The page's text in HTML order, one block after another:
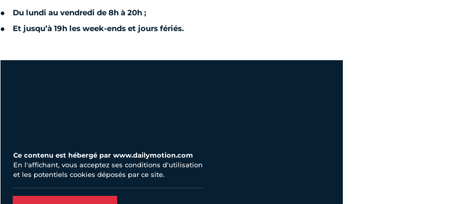
Du lundi au vendredi de 8h à 20h ;
Et jusqu’à 19h les week-ends et jours fériés.
Ce contenu est hébergé par www.dailymotion.com
En l'affichant, vous acceptez ses conditions d'utilisation
et les potentiels cookies déposés par ce site.